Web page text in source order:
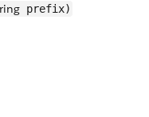
prefix)